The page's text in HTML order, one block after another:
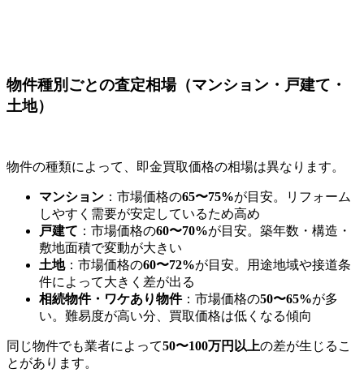
物件種別ごとの査定相場（マンション・戸建て・
土地）
物件の種類によって、即金買取価格の相場は異なります。
マンション ：市場価格の65〜75%が目安。リフォーム
しやすく需要が安定しているため高め
戸建て ：市場価格の60〜70%が目安。築年数・構造・
敷地面積で変動が大きい
土地：市場価格の60〜72%が目安。用途地域や接道条
件によって大きく差が出る
相続物件・ワケあり物件：市場価格の50〜65%が多
い。難易度が高い分、買取価格は低くなる傾向
同じ物件でも業者によって50〜100万円以上の差が生じるこ
とがあります。